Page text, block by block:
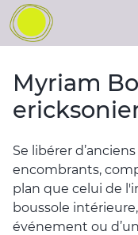
Myriam
Se libérer
encombrants,
plan que celui de
boussole
événement ou